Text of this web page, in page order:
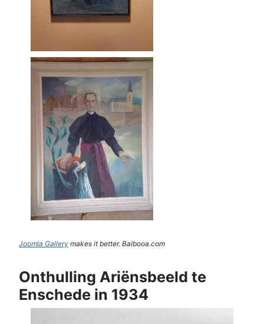
Joomla Gallery makes it better. Balbooa.com
Onthulling Ariënsbeeld te
Enschede in 1934